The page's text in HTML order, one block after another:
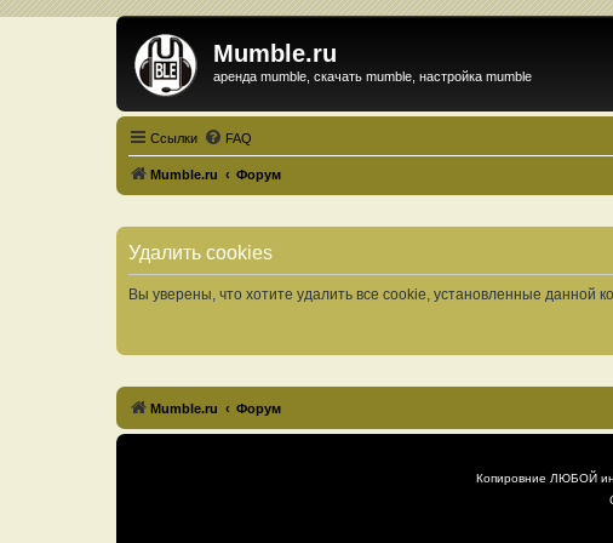
Mumble.ru
аренда mumble, скачать mumble, настройка mumble
Ссылки FAQ
Mumble.ru Форум
Удалить cookies
Вы уверены, что хотите удалить все cookie, установленные данной
Mumble.ru Форум
Копировние ЛЮБОЙ